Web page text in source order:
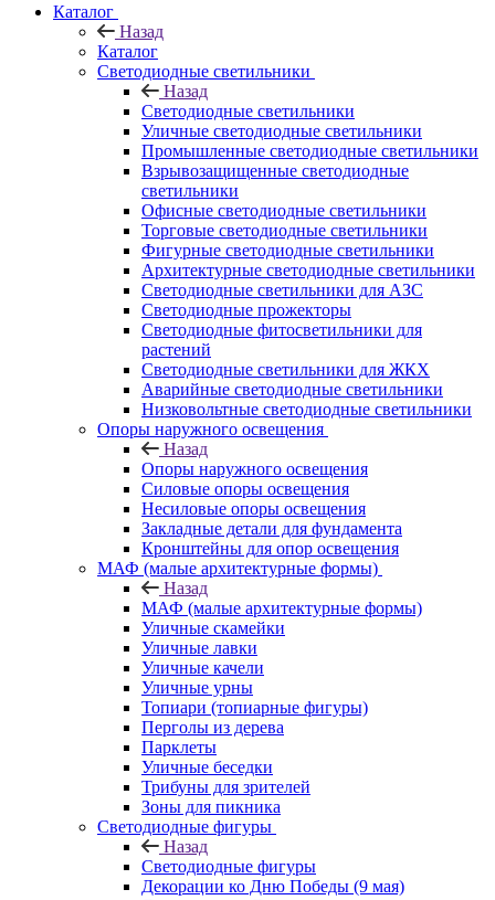
Каталог
Назад
Каталог
Светодиодные светильники
Назад
Светодиодные светильники
Уличные светодиодные светильники
Промышленные светодиодные светильники
Взрывозащищенные светодиодные
светильники
Офисные светодиодные светильники
Торговые светодиодные светильники
Фигурные светодиодные светильники
Архитектурные светодиодные светильники
Светодиодные светильники для АЗС
Светодиодные прожекторы
Светодиодные фитосветильники для
растений
Светодиодные светильники для ЖКХ
Аварийные светодиодные светильники
Низковольтные светодиодные светильники
Опоры наружного освещения
Назад
Опоры наружного освещения
Силовые опоры освещения
Несиловые опоры освещения
Закладные детали для фундамента
Кронштейны для опор освещения
МАФ (малые архитектурные формы)
Назад
МАФ (малые архитектурные формы)
Уличные скамейки
Уличные лавки
Уличные качели
Уличные урны
Топиари (топиарные фигуры)
Перголы из дерева
Парклеты
Уличные беседки
Трибуны для зрителей
Зоны для пикника
Светодиодные фигуры
Назад
Светодиодные фигуры
Декорации ко Дню Победы (9 мая)